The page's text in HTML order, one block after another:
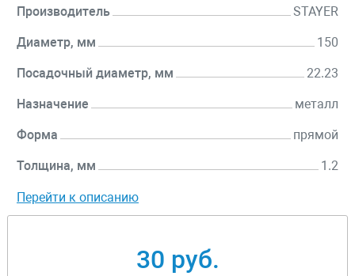
Производитель STAYER
Диаметр, мм 150
Посадочный диаметр, мм 22.23
Назначение металл
Форма прямой
Толщина, мм 1.2
Перейти к описанию
30 руб.